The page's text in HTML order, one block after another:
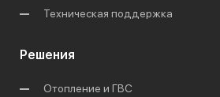
Техническая поддержка
Решения
Отопление и ГВС